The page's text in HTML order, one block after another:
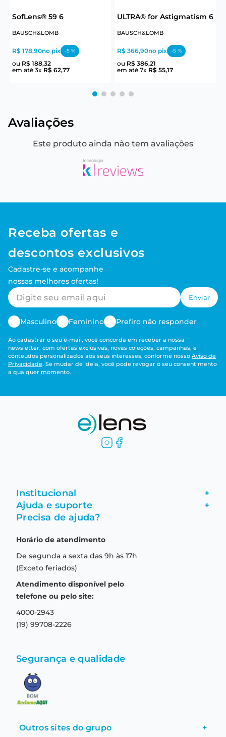
SofLens® 59 6
BAUSCH&LOMB
R$ 178,90no pix -5 %
ou R$ 188,32
em até 3x R$ 62,77
ULTRA® for Astigmatism 6
BAUSCH&LOMB
R$ 366,90no pix -5 %
ou R$ 386,21
em até 7x R$ 55,17
Avaliações
Este produto ainda não tem avaliações
Receba ofertas e
descontos exclusivos
Cadastre-se e acompanhe
nossas melhores ofertas!
Enviar
Masculino Feminino Prefiro não responder
Ao cadastrar o seu e-mail, você concorda em receber a nossa
newsletter, com ofertas exclusivas, novas coleções, campanhas, e
conteúdos personalizados aos seus interesses, conforme nosso Aviso de
Privacidade. Se mudar de ideia, você pode revogar o seu consentimento
a qualquer momento.
Institucional +
Fale conosco
Formas de pagamento
Aviso de privacidade
Termos e condições de uso
Ajuda e suporte +
Garantia
Troca e devolução
Central de relacionamento
Precisa de ajuda?
Horário de atendimento
De segunda a sexta das 9h às 17h
(Exceto feriados)
Atendimento disponível pelo
telefone ou pelo site:
4000-2943
(19) 99708-2226
Segurança e qualidade
Outros sites do grupo +